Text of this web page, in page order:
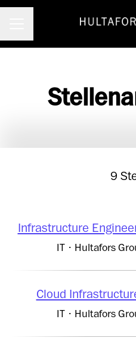
9
Infrastructure
IT · Hultafors
Cloud
IT · Hultafors